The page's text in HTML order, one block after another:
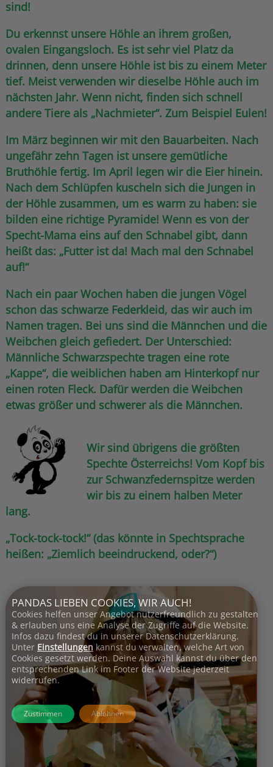
sind!
Du erkennst unsere Höhle an ihrem großen,
ovalen Eingangsloch. Es ist sehr viel Platz da
drinnen, denn unsere Höhle ist bis zu einem Meter
tief. Meist verwenden wir dieselbe Höhle auch im
nächsten Jahr. Wenn nicht, finden sich schnell
andere Tiere als „Nachmieter“. Zum Beispiel Eulen!
Im März beginnen wir mit den Bauarbeiten. Nach
ungefähr zehn Tagen ist unsere gemütliche
Bruthöhle fertig. Im April legen wir die Eier hinein.
Nach dem Schlüpfen kuscheln sich die Jungen in
der Höhle zusammen, um es warm zu haben: sie
bilden eine richtige Pyramide! Wenn es von der
Specht-Mama eins auf den Schnabel gibt, dann
heißt das: „Futter ist da! Mach mal den Schnabel
auf!“
Nach ein paar Wochen haben die jungen Vögel
schon das schwarze Federkleid, das wir auch im
Namen tragen. Bei uns sind die Männchen und die
Weibchen gleich gefiedert. Der Unterschied:
Männliche Schwarzspechte tragen eine rote
„Kappe“, die weiblichen haben am Hinterkopf nur
einen roten Fleck. Dafür werden die Weibchen
etwas größer und schwerer als die Männchen.
Wir sind übrigens die größten
Spechte Österreichs! Vom Kopf bis
zur Schwanzfedernspitze werden
wir bis zu einem halben Meter
lang.
„Tock-tock-tock!“ (das könnte in Spechtsprache
heißen: „Ziemlich beeindruckend, oder?“)
PANDAS LIEBEN COOKIES, WIR AUCH!
Cookies helfen unser Angebot nutzerfreundlich zu gestalten
& erlauben uns eine Analyse der Zugriffe auf die Website.
Infos dazu findest du in unserer Datenschutzerklärung.
Unter Einstellungen kannst du verwalten, welche Art von
Cookies gesetzt werden. Deine Auswahl kannst du über den
entsprechenden Link im Footer der Website jederzeit
widerrufen.
Zustimmen Ablehnen